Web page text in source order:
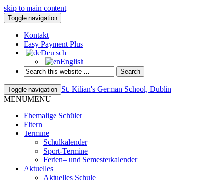
skip to main content
Toggle navigation
Kontakt
Easy Payment Plus
Deutsch
English
Toggle navigation St. Kilian's German School, Dublin
MENUMENU
Ehemalige Schüler
Eltern
Termine
Schulkalender
Sport-Termine
Ferien– und Semesterkalender
Aktuelles
Aktuelles Schule